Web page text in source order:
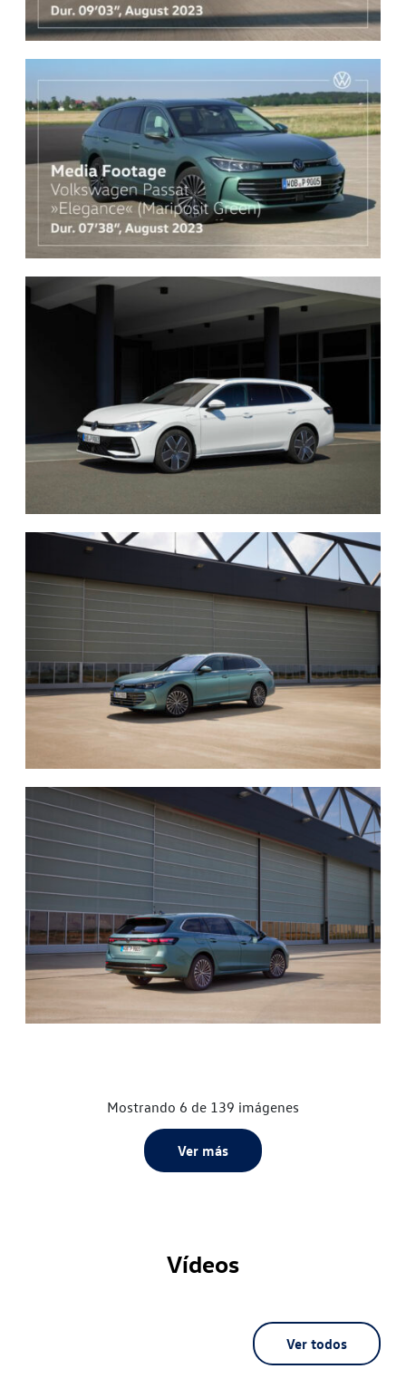
Mostrando 6 de 139 imágenes
Ver más
Vídeos
Ver todos